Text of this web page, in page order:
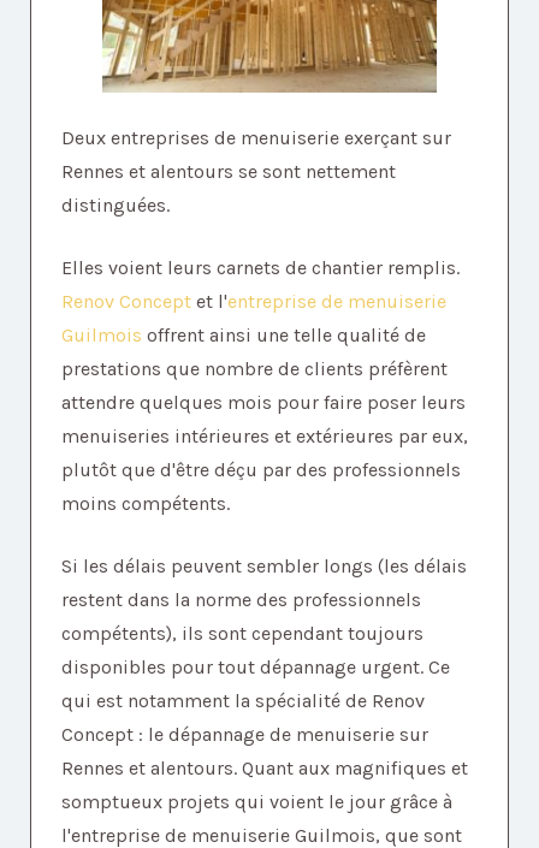
Deux entreprises de menuiserie exerçant sur
Rennes et alentours se sont nettement
distinguées.
Elles voient leurs carnets de chantier remplis.
Renov Concept et l'entreprise de menuiserie
Guilmois offrent ainsi une telle qualité de
prestations que nombre de clients préfèrent
attendre quelques mois pour faire poser leurs
menuiseries intérieures et extérieures par eux,
plutôt que d'être déçu par des professionnels
moins compétents.
Si les délais peuvent sembler longs (les délais
restent dans la norme des professionnels
compétents), ils sont cependant toujours
disponibles pour tout dépannage urgent. Ce
qui est notamment la spécialité de Renov
Concept : le dépannage de menuiserie sur
Rennes et alentours. Quant aux magnifiques et
somptueux projets qui voient le jour grâce à
l'entreprise de menuiserie Guilmois, que sont